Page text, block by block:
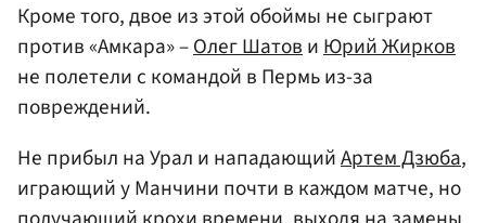
Кроме того, двое из этой обоймы не сыграют
против «Амкара» –Олег ШатовиЮрий Жирков
не полетели с командой в Пермь из-за
повреждений.
Не прибыл на Урал и нападающийАртем Дзюба,
играющий у Манчини почти в каждом матче, но